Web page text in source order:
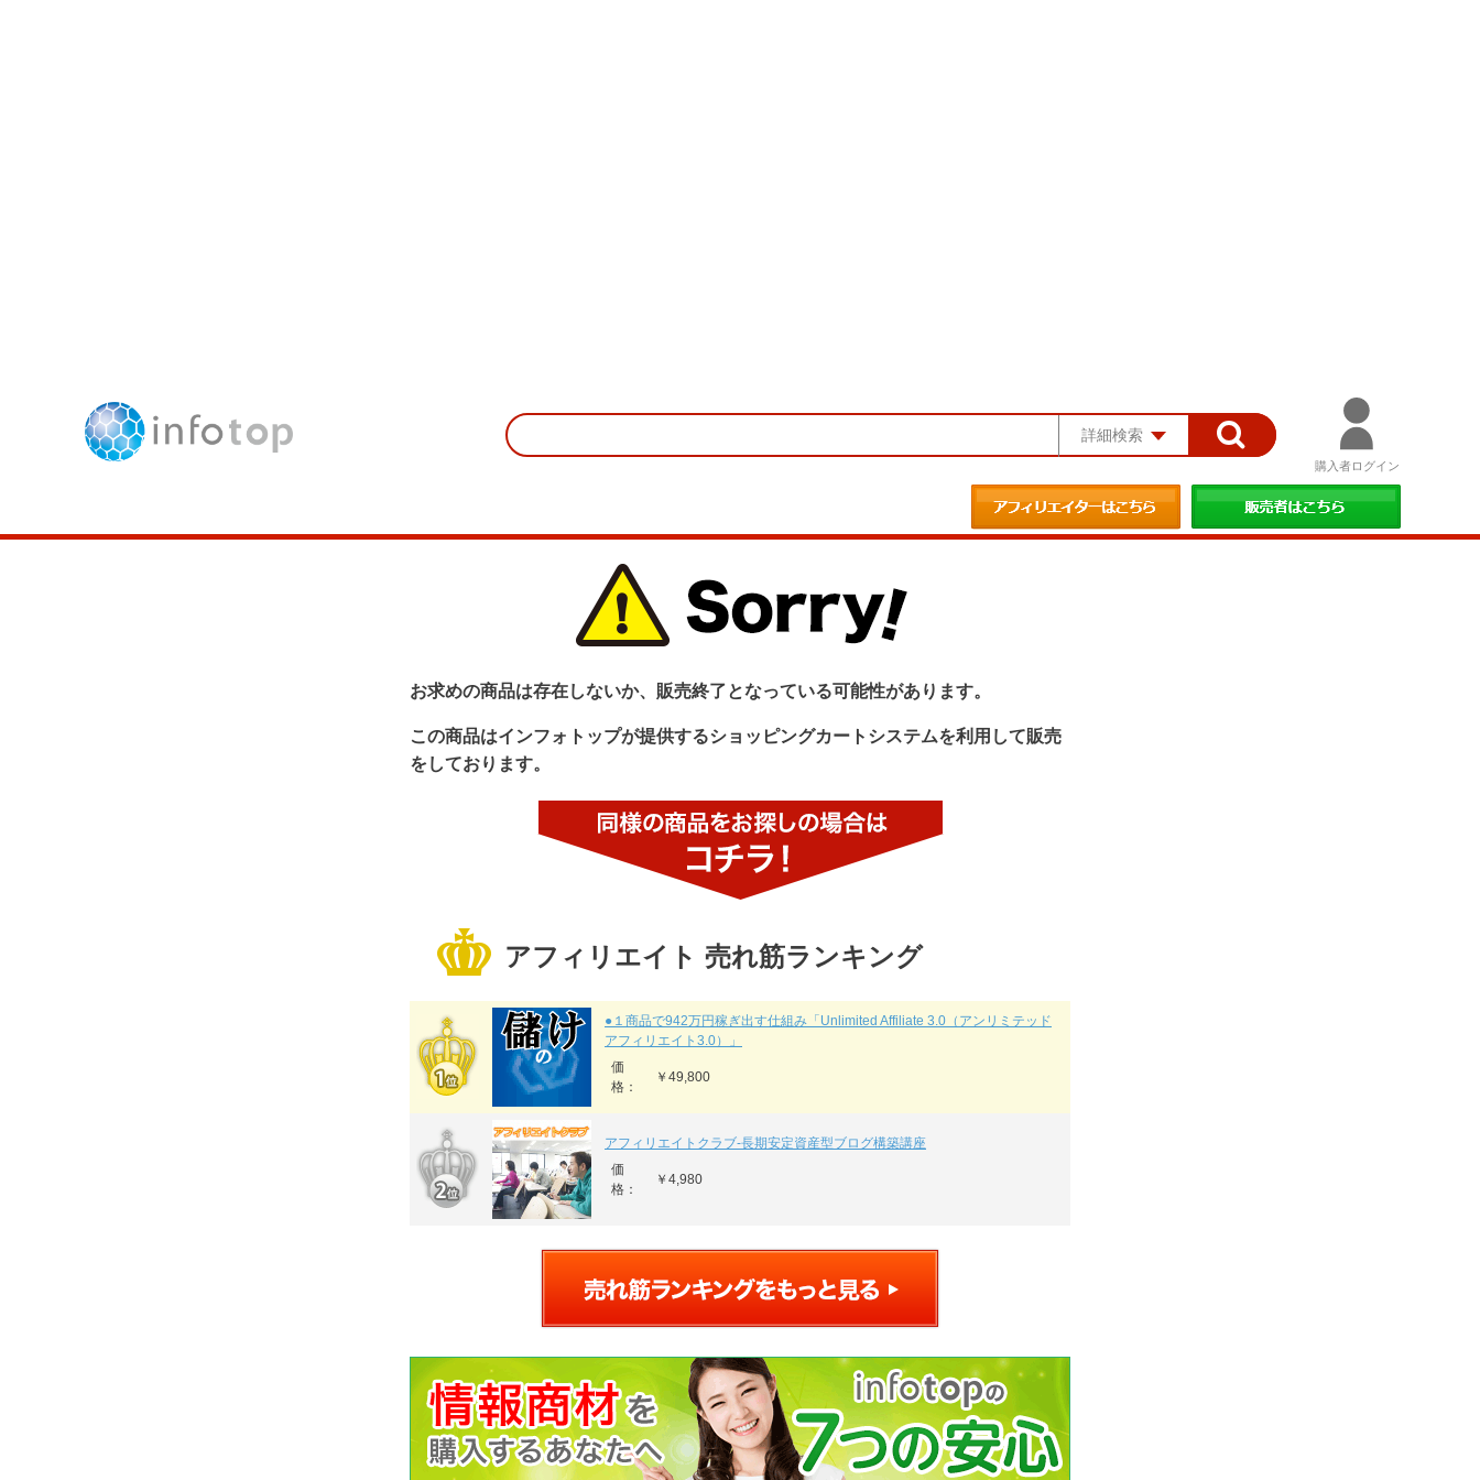
詳細検索
購入者ログイン
お求めの商品は存在しないか、販売終了となっている可能性があります。
この商品はインフォトップが提供するショッピングカートシステムを利用して販売
をしております。
アフィリエイト 売れ筋ランキング
●１商品で942万円稼ぎ出す仕組み「Unlimited Affiliate 3.0（アンリミテッド
アフィリエイト3.0）」
価
格：
￥49,800
アフィリエイトクラブ‐長期安定資産型ブログ構築講座
価
格：
￥4,980